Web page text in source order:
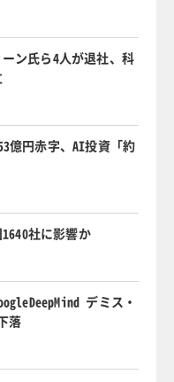
ン氏ら4人が退社、科
億円赤字、AI投資「約
社に影響か
デミス・
落